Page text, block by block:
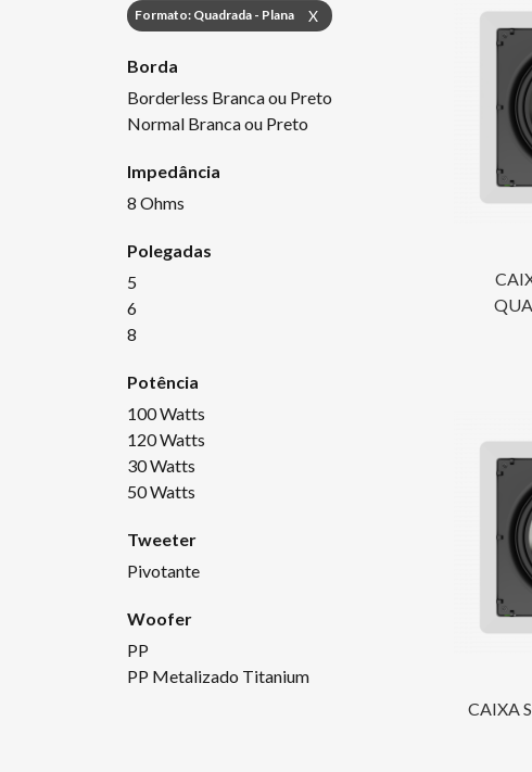
Formato: Quadrada - Plana X
Borda
Borderless Branca ou Preto
Normal Branca ou Preto
Impedância
8 Ohms
Polegadas
5
6
8
Potência
100 Watts
120 Watts
30 Watts
50 Watts
Tweeter
Pivotante
Woofer
PP
PP Metalizado Titanium
CAIXA